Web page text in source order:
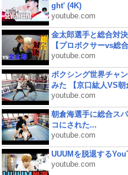
ght' (4K)
youtube.com
金太郎選手と総合対
【プロボクサーvs総
youtube.com
ボクシング世界チャ
みた 【京口紘人VS朝
youtube.com
朝倉海選手に総合ス
コにされた...
youtube.com
UUUMを脱退する
youtube.com